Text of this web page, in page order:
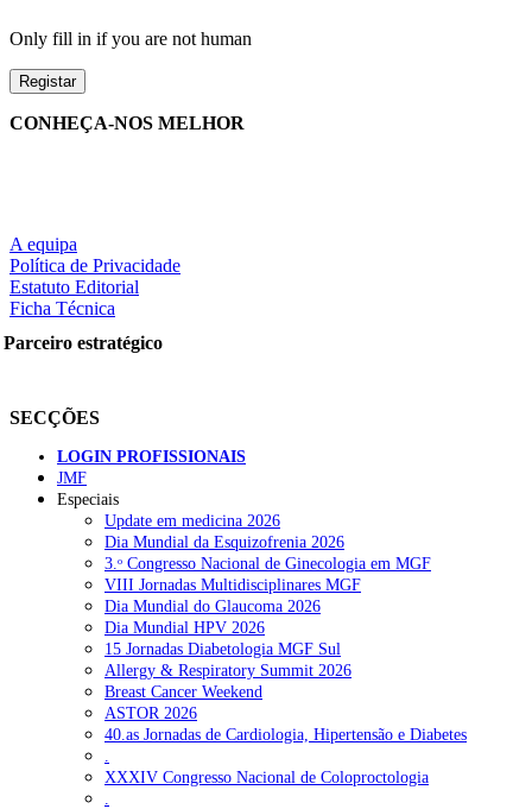
Only fill in if you are not human
CONHEÇA-NOS MELHOR
A equipa
Política de Privacidade
Estatuto Editorial
Ficha Técnica
Parceiro estratégico
SECÇÕES
LOGIN PROFISSIONAIS
JMF
Especiais
Update em medicina 2026
Dia Mundial da Esquizofrenia 2026
3.ᵒ Congresso Nacional de Ginecologia em MGF
VIII Jornadas Multidisciplinares MGF
Dia Mundial do Glaucoma 2026
Dia Mundial HPV 2026
15 Jornadas Diabetologia MGF Sul
Allergy & Respiratory Summit 2026
Breast Cancer Weekend
ASTOR 2026
40.as Jornadas de Cardiologia, Hipertensão e Diabetes
XXXIV Congresso Nacional de Coloproctologia